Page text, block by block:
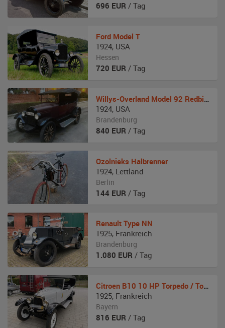
696 EUR / Tag
Ford Model T
1924, USA
Hessen
720 EUR / Tag
Willys-Overland Model 92 Redbird
1924, USA
Brandenburg
840 EUR / Tag
Ozolnieks Halbrenner
1924, Lettland
Berlin
144 EUR / Tag
Renault Type NN
1925, Frankreich
Brandenburg
1.080 EUR / Tag
Citroen B10 10 HP Torpedo / Tourer
1925, Frankreich
Bayern
816 EUR / Tag